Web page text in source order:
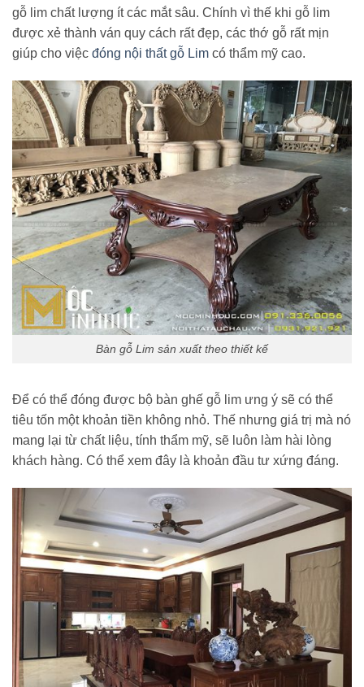
gỗ lim chất lượng ít các mắt sâu. Chính vì thế khi gỗ lim
được xẻ thành ván quy cách rất đẹp, các thớ gỗ rất mịn
giúp cho việc đóng nội thất gỗ Lim có thẩm mỹ cao.
Bàn gỗ Lim sản xuất theo thiết kế
Để có thể đóng được bộ bàn ghế gỗ lim ưng ý sẽ có thể
tiêu tốn một khoản tiền không nhỏ. Thế nhưng giá trị mà nó
mang lại từ chất liệu, tính thẩm mỹ, sẽ luôn làm hài lòng
khách hàng. Có thể xem đây là khoản đầu tư xứng đáng.